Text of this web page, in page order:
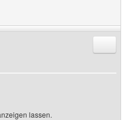
lassen.